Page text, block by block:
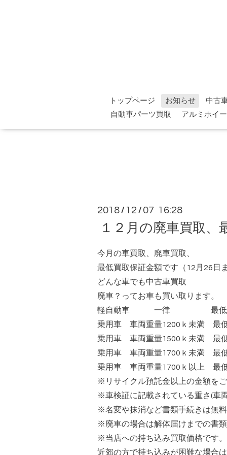
トップページ お知らせ
中古
自動車パーツ買取
アルミホイ
2018 / 12 / 07 16:28
１２月の廃車買取、
今月の車買取、廃車買取、
最低買取保証金額です（12月26日
どんな車でも中古車買取
廃車？ってお車も買い取ります。
軽自動車 一律 最低
乗用車 車両重量1200ｋ未満 最
乗用車 車両重量1500ｋ未満 最
乗用車 車両重量1700ｋ未満 最
乗用車 車両重量1700ｋ以上 最
※リサイクル預託金以上の金額を
※車検証に記載されている重さ(車
※名変や抹消など書類手続きは無
※廃車の場合は解体届けまでの書
※当店への持ち込み買取価格です。
近郊の方で持ち込みが困難な場合